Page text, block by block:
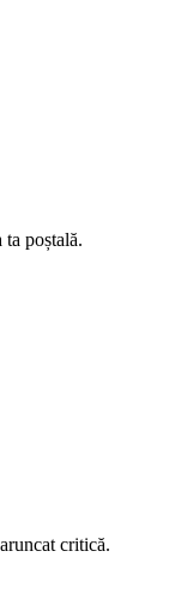
poștală.
critică.